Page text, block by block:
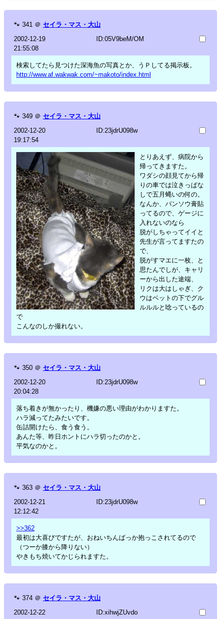
🐾 341 ＠ セイラ・マス・大山
2002-12-19
21:55:08
ID:05V9beM/OM
検索してたら見つけた深海魚の写真とか、うＰしてる掲示板。
http://www.af.wakwak.com/~makoto/index.html
🐾 349 ＠ セイラ・マス・大山
2002-12-20
19:17:54
ID:23jdrU098w
とりあえず、病院から
帰ってきますた。
ワダシの顔見てから帰
りの車では泣きっぱな
しで五月蝿いの何の。
なんか、バンソウ膏貼
ってるので、ゲージに
入れないのなら
脱がしちゃってイイと
先生が言ってますたの
で、
脱がすマエに一枚、と
思たんでしが、キャリ
ーから出した途端、
リクは大はしゃぎ、ク
ウはベットの下でグル
ルルルと唸っているの
で
こんなのしか撮れない。
🐾 350 ＠ セイラ・マス・大山
2002-12-20
20:04:28
ID:23jdrU098w
落ち着きが無かったり、機嫌の悪い理由がわかりますた。
ハラ減ってたみたいです。
缶詰開けたら、食う食う。
あんた等、昨日ホントにハラ切ったのかと。
平気なのかと。
🐾 363 ＠ セイラ・マス・大山
2002-12-21
12:12:42
ID:23jdrU098w
>>362
最初は大喜びですたが、おねいちんばっか抱っこされてるので
（つーか膝から降りない）
やきもち焼いてかじられますた。
🐾 374 ＠ セイラ・マス・大山
2002-12-22
ID:xihwjZUvdo